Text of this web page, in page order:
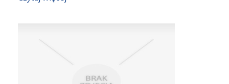
Opieka